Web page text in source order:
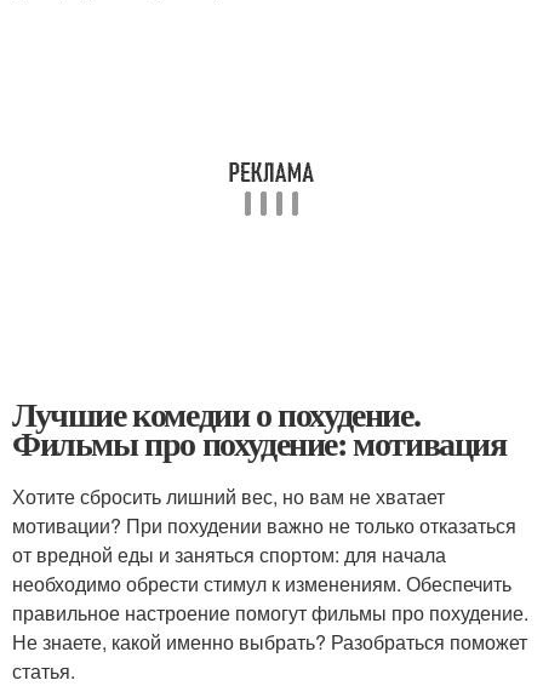
Лучшие комедии о похудение.
Фильмы про похудение: мотивация
Хотите сбросить лишний вес, но вам не хватает
мотивации? При похудении важно не только отказаться
от вредной еды и заняться спортом: для начала
необходимо обрести стимул к изменениям. Обеспечить
правильное настроение помогут фильмы про похудение.
Не знаете, какой именно выбрать? Разобраться поможет
статья.